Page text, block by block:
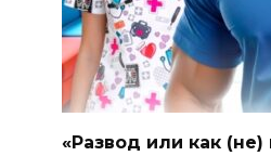
«Развод или как